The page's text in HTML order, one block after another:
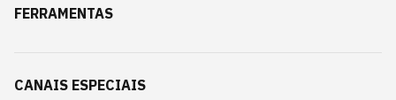
FERRAMENTAS
CANAIS ESPECIAIS